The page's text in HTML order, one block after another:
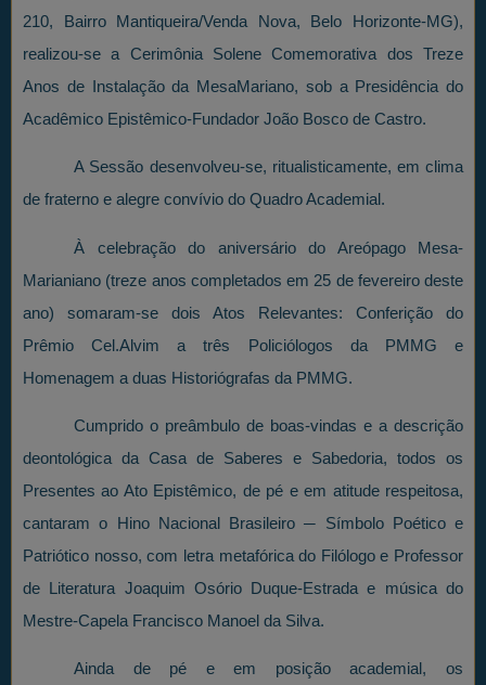
210, Bairro Mantiqueira/Venda Nova, Belo Horizonte-MG),
realizou-se a Cerimônia Solene Comemorativa dos Treze
Anos de Instalação da MesaMariano, sob a Presidência do
Acadêmico Epistêmico-Fundador João Bosco de Castro.
A Sessão desenvolveu-se, ritualisticamente, em clima
de fraterno e alegre convívio do Quadro Academial.
À celebração do aniversário do Areópago Mesa-
Marianiano (treze anos completados em 25 de fevereiro deste
ano) somaram-se dois Atos Relevantes: Conferição do
Prêmio Cel.Alvim a três Policiólogos da PMMG e
Homenagem a duas Historiógrafas da PMMG.
Cumprido o preâmbulo de boas-vindas e a descrição
deontológica da Casa de Saberes e Sabedoria, todos os
Presentes ao Ato Epistêmico, de pé e em atitude respeitosa,
cantaram o Hino Nacional Brasileiro ─ Símbolo Poético e
Patriótico nosso, com letra metafórica do Filólogo e Professor
de Literatura Joaquim Osório Duque-Estrada e música do
Mestre-Capela Francisco Manoel da Silva.
Ainda de pé e em posição academial, os